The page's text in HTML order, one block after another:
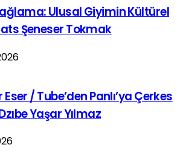
Ulusal Giyimin Kültürel
Şeneser Tokmak
/ Tube’den Panlı’ya Çerkes
Yaşar Yılmaz